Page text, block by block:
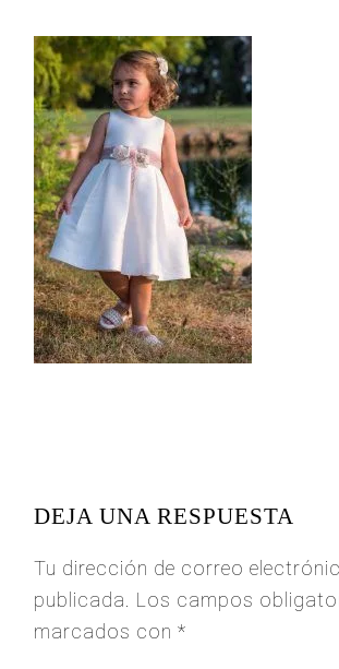
DEJA UNA RESPUESTA
Tu dirección de correo
publicada.
Los campos
marcados con*